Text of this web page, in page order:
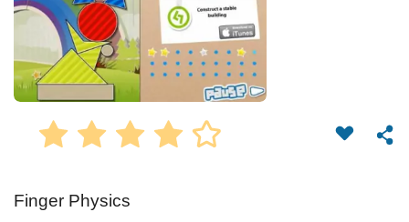
Finger Physics